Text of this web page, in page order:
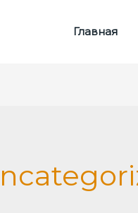
Главная